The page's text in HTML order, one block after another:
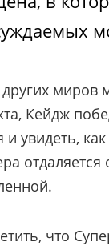
миров
Кейдж
увидеть,
что